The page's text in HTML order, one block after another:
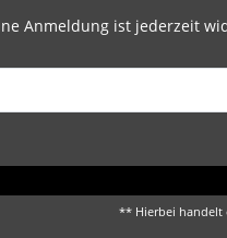
Anmeldung ist jederzeit
** Hierbei handelt